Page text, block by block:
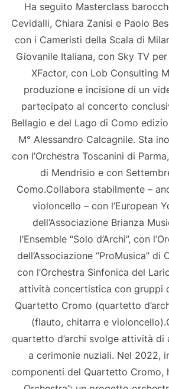
Ha seguito Masterclass
Cevidalli, Chiara Zanisi e Paolo
con i Cameristi della Scala di
Giovanile Italiana, con Sky TV
XFactor, con Lob Consulting
produzione e incisione di un
partecipato al concerto
Bellagio e del Lago di Como
M° Alessandro Calcagnile. Sta
con l’Orchestra Toscanini di
di Mendrisio e con
Como.Collabora stabilmente –
violoncello – con l’European
dell’Associazione Brianza
l’Ensemble “Solo d’Archi”, con
dell’Associazione “ProMusica” di
con l’Orchestra Sinfonica del
attività concertistica con gruppi
Quartetto Cromo (quartetto
(flauto, chitarra e
quartetto d’archi svolge attività di
a cerimonie nuziali. Nel 2022,
componenti del Quartetto Cromo,